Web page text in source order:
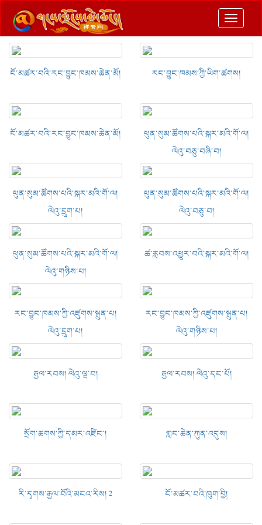
切
换
导
航
ངོ་མཚར་བའི་རང་བྱུང་ཁམས་ཆེན་མོ། རང་བྱུང་ཁམས་ཀྱི་ཡིག་ཚགས།
ངོ་མཚར་བའི་རང་བྱུང་ཁམས་ཆེན་མོ།
ཕུན་སུམ་ཚོགས་པའི་སྐར་མའི་གོ་ལ།
ལེའུ་བཅུ་བཞི་བ།
ཕུན་སུམ་ཚོགས་པའི་སྐར་མའི་གོ་ལ།
ལེའུ་དྲུག་པ།
ཕུན་སུམ་ཚོགས་པའི་སྐར་མའི་གོ་ལ།
ལེའུ་བཅུ་བ།
ཕུན་སུམ་ཚོགས་པའི་སྐར་མའི་གོ་ལ།
ལེའུ་གཉིས་པ།
ཚ་རླབས་འཕྱུར་བའི་སྐར་མའི་གོ་ལ།
རང་བྱུང་ཁམས་ཀྱི་འཛུགས་སྐྲུན་པ།
ལེའུ་དྲུག་པ།
རང་བྱུང་ཁམས་ཀྱི་འཛུགས་སྐྲུན་པ།
ལེའུ་གཉིས་པ།
རྒྱལ་རབས། ལེའུ་ལྔ་བ། རྒྱལ་རབས། ལེའུ་དང་པོ།
སྲོག་ཆགས་ཀྱི་དམར་འཛིང་། གླང་ཆེན་ཀུན་འདུས།
རི་དྭགས་རྒྱལ་བོའི་མངའ་རིས། 2 ངོ་མཚར་བའི་ཁུག་བྱི།